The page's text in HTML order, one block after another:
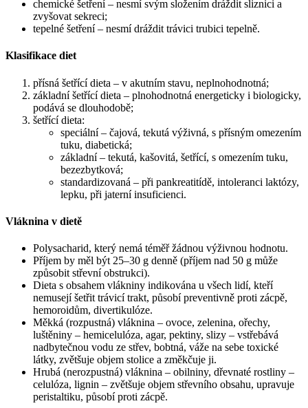
chemické šetření – nesmí svým složením dráždit sliznici a
zvyšovat sekreci;
tepelné šetření – nesmí dráždit trávici trubici tepelně.
Klasifikace diet
přísná šetřící dieta – v akutním stavu, neplnohodnotná;
základní šetřící dieta – plnohodnotná energeticky i biologicky,
podává se dlouhodobě;
šetřící dieta:
speciální – čajová, tekutá výživná, s přísným omezením
tuku, diabetická;
základní – tekutá, kašovitá, šetřící, s omezením tuku,
bezezbytková;
standardizovaná – při pankreatitídě, intoleranci laktózy,
lepku, při jaterní insuficienci.
Vláknina v dietě
Polysacharid, který nemá téměř žádnou výživnou hodnotu.
Příjem by měl být 25–30 g denně (příjem nad 50 g může
způsobit střevní obstrukci).
Dieta s obsahem vlákniny indikována u všech lidí, kteří
nemusejí šetřit trávicí trakt, působí preventivně proti zácpě,
hemoroidům, divertikulóze.
Měkká (rozpustná) vláknina – ovoce, zelenina, ořechy,
luštěniny – hemicelulóza, agar, pektiny, slizy – vstřebává
nadbytečnou vodu ze střev, bobtná, váže na sebe toxické
látky, zvětšuje objem stolice a změkčuje ji.
Hrubá (nerozpustná) vláknina – obilniny, dřevnaté rostliny –
celulóza, lignin – zvětšuje objem střevního obsahu, upravuje
peristaltiku, působí proti zácpě.